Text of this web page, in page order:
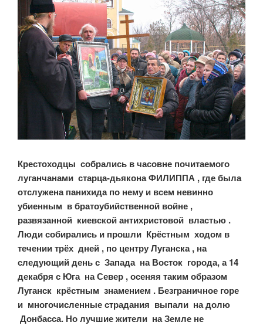
Крестоходцы собрались в часовне почитаемого
луганчанами старца-дьякона ФИЛИППА , где была
отслужена панихида по нему и всем невинно
убиенным в братоубийственной войне ,
развязанной киевской антихристовой властью .
Люди собирались и прошли Крёстным ходом в
течении трёх дней , по центру Луганска , на
следующий день с Запада на Восток города, а 14
декабря с Юга на Север , осеняя таким образом
Луганск крёстным знамением . Безграничное горе
и многочисленные страдания выпали на долю
Донбасса. Но лучшие жители на Земле не